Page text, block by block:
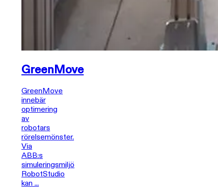
GreenMove
GreenMove
innebär
optimering
av
robotars
rörelsemönster.
Via
ABB:s
simuleringsmiljö
RobotStudio
kan ...